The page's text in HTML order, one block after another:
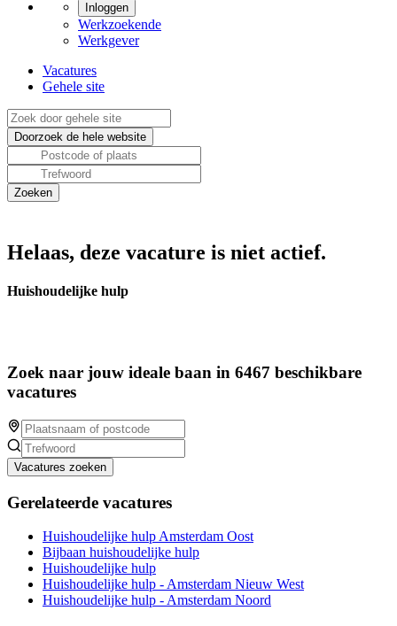
Inloggen
Werkzoekende
Werkgever
Vacatures
Gehele site
Helaas, deze vacature is niet actief.
Huishoudelijke hulp
Zoek naar jouw ideale baan in 6467 beschikbare
vacatures
Vacatures zoeken
Gerelateerde vacatures
Huishoudelijke hulp Amsterdam Oost
Bijbaan huishoudelijke hulp
Huishoudelijke hulp
Huishoudelijke hulp - Amsterdam Nieuw West
Huishoudelijke hulp - Amsterdam Noord